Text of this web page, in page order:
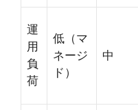
運
用
負
荷
低（マ
ネージ
ド）
中